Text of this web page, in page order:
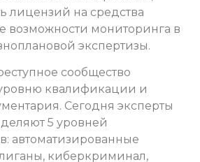
лицензий на средства
возможности мониторинга в
экспертизы.
сообщество
квалификации и
Сегодня эксперты
5 уровней
автоматизированные
киберкриминал,